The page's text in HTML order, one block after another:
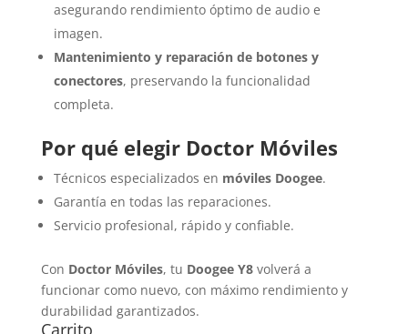
asegurando rendimiento óptimo de audio e
imagen.
Mantenimiento y reparación de botones y
conectores, preservando la funcionalidad
completa.
Por qué elegir Doctor Móviles
Técnicos especializados en móviles Doogee.
Garantía en todas las reparaciones.
Servicio profesional, rápido y confiable.
Con Doctor Móviles, tu Doogee Y8volverá a
funcionar como nuevo, con máximo rendimiento y
durabilidad garantizados.